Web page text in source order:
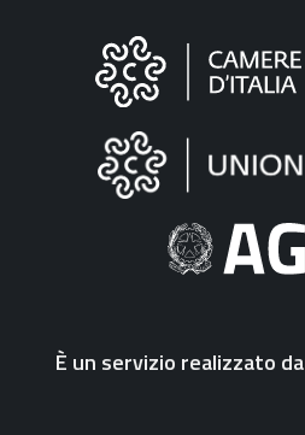
Informazioni
"Fattura
Elettronica"
È un servizio realizzato da